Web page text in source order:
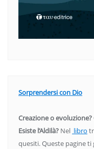
Sorprendersi con Dio
Creazione o evoluzione?
Esiste l’Aldilà? Nel libro
quesiti. Queste pagine